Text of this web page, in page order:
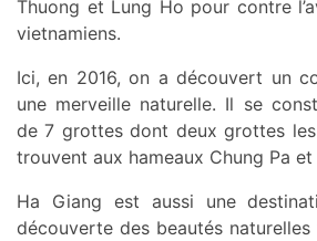
Thuong et Lung Ho pour contre
vietnamiens.
Ici, en 2016, on a découvert un
une merveille naturelle. Il se
de 7 grottes dont deux grottes
trouvent aux hameaux Chung Pa et
Ha Giang est aussi une
découverte des beautés